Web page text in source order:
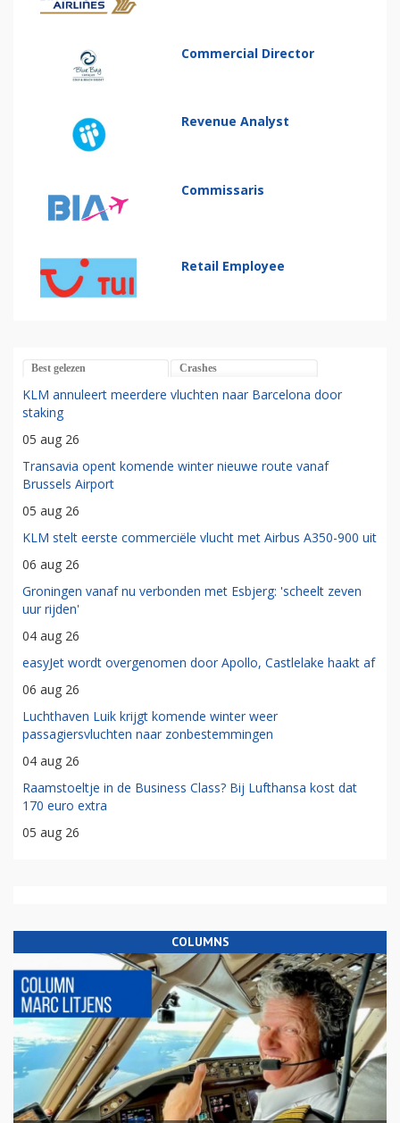
Commercial Director
Revenue Analyst
Commissaris
Retail Employee
Best gelezen Crashes
KLM annuleert meerdere vluchten naar Barcelona door
staking
05 aug 26
Transavia opent komende winter nieuwe route vanaf
Brussels Airport
05 aug 26
KLM stelt eerste commerciële vlucht met Airbus A350-900 uit
06 aug 26
Groningen vanaf nu verbonden met Esbjerg: 'scheelt zeven
uur rijden'
04 aug 26
easyJet wordt overgenomen door Apollo, Castlelake haakt af
06 aug 26
Luchthaven Luik krijgt komende winter weer
passagiersvluchten naar zonbestemmingen
04 aug 26
Raamstoeltje in de Business Class? Bij Lufthansa kost dat
170 euro extra
05 aug 26
COLUMNS